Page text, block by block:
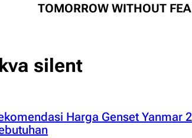
TOMORROW WITHOUT
silent
Harga Genset Yanmar